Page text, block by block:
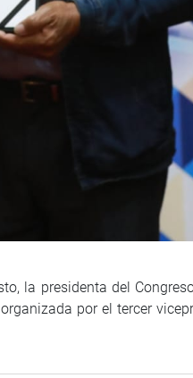
la presidenta del
por el tercer